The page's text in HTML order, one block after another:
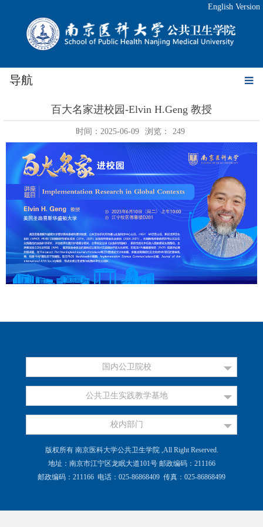
English Version
导航
百大名家进校园-Elvin H.Geng 教授
时间：2025-06-09 浏览： 249
国内公卫院校
公共卫生实践教学基地
校内部门
版权所有 南京医科大学公共卫生学院 ,All Right Reserved.
地址：南京市江宁区龙眠大道101号 邮政编码：211166
邮政编码：211166 电话：025-86868409 传真：025-86868499